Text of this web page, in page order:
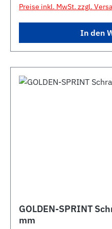
Preise inkl. MwSt. zzgl.
In den
GOLDEN-SPRINT
mm